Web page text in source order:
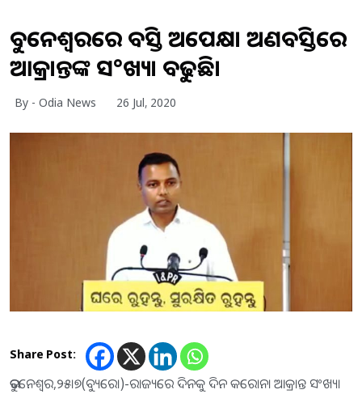
ଭୁବନେଶ୍ୱରରେ ବସ୍ତି ଅପେକ୍ଷା ଅଣବସ୍ତିରେ
ଆକ୍ରାନ୍ତଙ୍କ ସ°ଖ୍ୟା ବଢୁଛି।
By - Odia News 26 Jul, 2020
Share Post:
ଭୁବନେଶ୍ୱର,୨୫।୭(ବ୍ୟୁରୋ)-ରାଜ୍ୟରେ ଦିନକୁ ଦିନ କରୋନା ଆକ୍ରାନ୍ତ ସଂଖ୍ୟା